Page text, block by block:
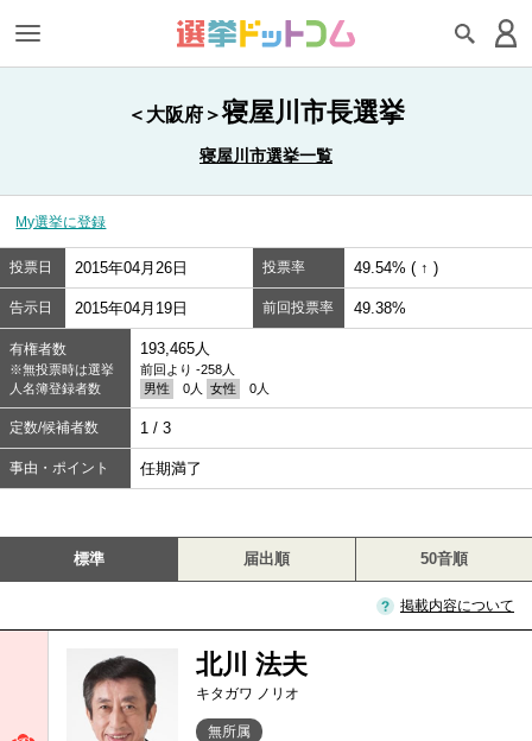
＜大阪府＞寝屋川市長選挙
寝屋川市選挙一覧
My選挙に登録
投票日 2015年04月26日 投票率 49.54% ( ↑ )
告示日 2015年04月19日 前回投票率 49.38%
有権者数
※無投票時は選挙
人名簿登録者数
193,465人
前回より -258人
男性
0人 女性 0人
定数/候補者数 1 / 3
事由・ポイント 任期満了
標準 届出順 50音順
掲載内容について
北川 法夫
キタガワ ノリオ
無所属